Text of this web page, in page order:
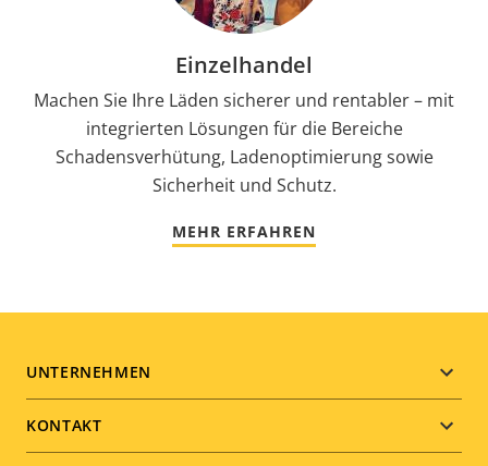
Einzelhandel
Machen Sie Ihre Läden sicherer und rentabler – mit
integrierten Lösungen für die Bereiche
Schadensverhütung, Ladenoptimierung sowie
Sicherheit und Schutz.
MEHR ERFAHREN
Footer
menu
UNTERNEHMEN
KONTAKT